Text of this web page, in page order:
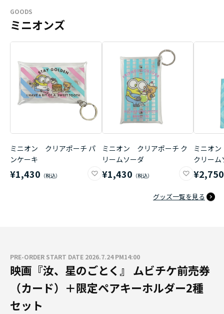
GOODS
ミニオンズ
ミニオン クリアポーチ パ
ンケーキ
¥1,430
ミニオン クリアポーチ ク
リームソーダ
¥1,430
ミニオ
クリーム
¥2,750
グッズ一覧を見る
PRE-ORDER START DATE 2026.7.24 PM14:00
映画『汝、星のごとく』 ムビチケ前売券
（カード）＋限定ペアキーホルダー2種
セット